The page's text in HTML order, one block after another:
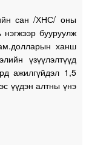
сан /ХНС/ оны
нэгжээр бууруулж
ханш
үзүүлэлтүүд
ажилгүйдэл 1,5
үүдэн алтны үнэ